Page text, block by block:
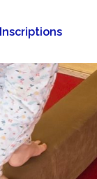
Inscriptions